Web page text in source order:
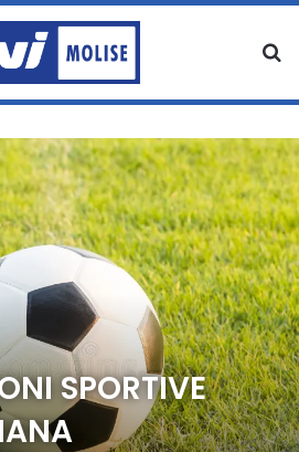
SPORTIVE